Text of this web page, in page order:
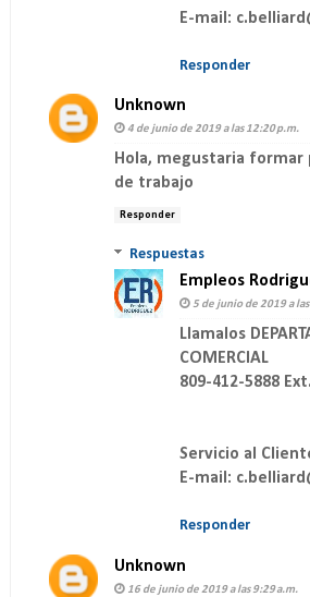
E-mail:
Responder
Unknown
4 de junio de 2019 a las 12:20 p.m.
Hola, megustaria formar
de trabajo
Responder
Respuestas
Empleos
5 de junio de 2019 a
Llamalos
COMERCIAL
809-412-5888
Servicio al
E-mail:
Responder
Unknown
16 de junio de 2019 a las 9:29 a.m.